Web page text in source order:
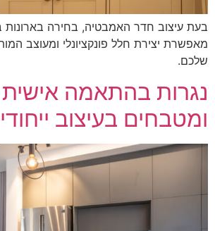
עיצוב חדר האמבטיה, בחירה בארונות
יצירת חלל פונקציונלי ומעוצב
בהתאמה אישית
בעיצוב ייחודי